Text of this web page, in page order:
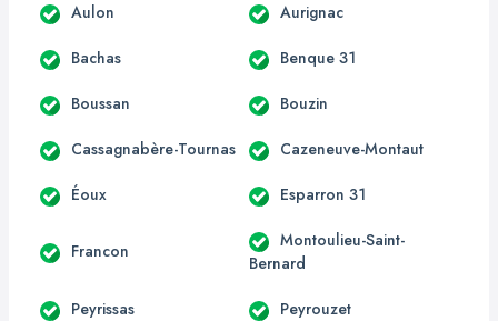
Aulon Aurignac
Bachas Benque 31
Boussan Bouzin
Cassagnabère-Tournas Cazeneuve-Montaut
Éoux Esparron 31
Francon
Montoulieu-Saint-
Bernard
Peyrissas Peyrouzet